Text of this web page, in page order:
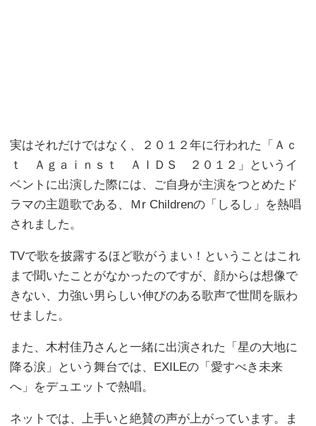
実はそれだけではなく、２０１２年に行われた「Ａｃ
ｔ Ａｇａｉｎｓｔ ＡＩＤＳ ２０１２」というイ
ベントに出演した際には、ご自身が主演をつとめたド
ラマの主題歌である、Ｍr Childrenの「しるし」を熱唱
されました。
TVで歌を披露するほど歌がうまい！ということはこれ
まで聞いたことがなかったのですが、顔からは想像で
きない、力強い男らしい伸びのある歌声で世間を賑わ
せました。
また、木村佳乃さんと一緒に出演された「星の大地に
降る涙」という舞台では、EXILEの「愛すべき未来
へ」をデュエットで熱唱。
ネットでは、上手いと絶賛の声が上がっています。ま